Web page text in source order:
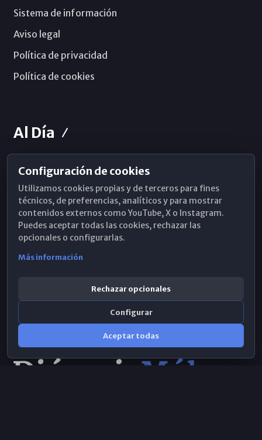
Sistema de información
Aviso legal
Política de privacidad
Política de cookies
Al Día
Horarios de Misa
Hemeroteca
WhatsApp
Configuración de cookies
Utilizamos cookies propias y de terceros para fines
técnicos, de preferencias, analíticos y para mostrar
contenidos externos como YouTube, X o Instagram.
Puedes aceptar todas las cookies, rechazar las
opcionales o configurarlas.
Más información
Rechazar opcionales
Configurar
Aceptar todas